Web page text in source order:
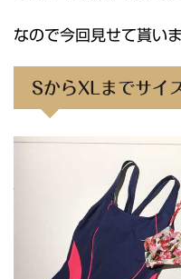
なので今回見せて貰い
SからXLまでサイ